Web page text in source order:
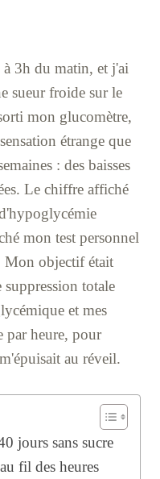
3h du matin, et j'ai
sueur froide sur le
mon glucomètre,
étrange que
: des baisses
Le chiffre affiché
mon test personnel
Mon objectif était
totale
et mes
par heure, pour
au réveil.
jours sans sucre
fil des heures